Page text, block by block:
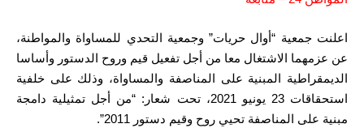
اعلنت جمعية “أوال حريات” وجمعية التحدي للمساواة والمواطنة،
عن عزمهما الاشتغال معا من أجل تفعيل قيم وروح الدستور وأساسا
الديمقراطية المبنية على المناصفة والمساواة، وذلك على خلفية
استحقاقات 23 يونيو 2021، تحت شعار: “من أجل تمثيلية دامجة
مبنية على المناصفة تحيي روح وقيم دستور 2011”.